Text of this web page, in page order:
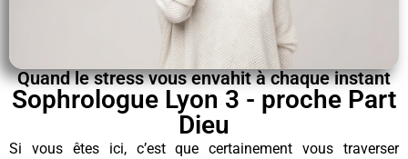
Quand le stress vous envahit à chaque instant
Sophrologue Lyon 3 - proche Part
Dieu
Si vous êtes ici, c’est que certainement vous traverser